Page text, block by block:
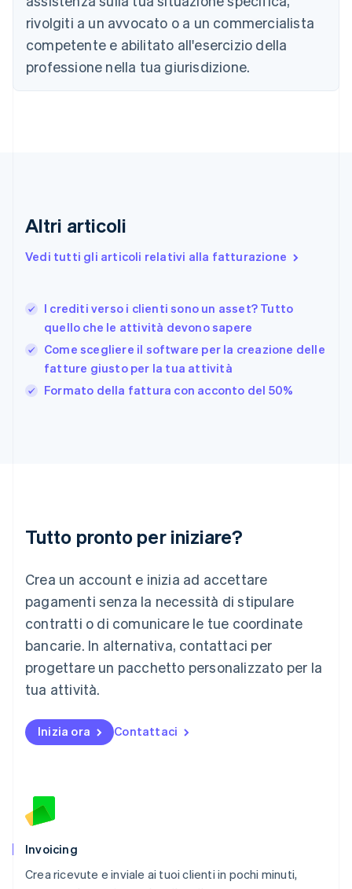
rivolgiti a un avvocato o a un commercialista
competente e abilitato all'esercizio della
professione nella tua giurisdizione.
Altri articoli
Vedi tutti gli articoli relativi alla fatturazione
I crediti verso i clienti sono un asset? Tutto
quello che le attività devono sapere
Come scegliere il software per la creazione delle
fatture giusto per la tua attività
Formato della fattura con acconto del 50%
Tutto pronto per iniziare?
Crea un account e inizia ad accettare
pagamenti senza la necessità di stipulare
contratti o di comunicare le tue coordinate
bancarie. In alternativa, contattaci per
progettare un pacchetto personalizzato per la
tua attività.
Inizia ora Contattaci
Invoicing
Crea ricevute e inviale ai tuoi clienti in pochi minuti,
English
Croazia
English
Danimarca
English
FrançaisEnglish
DeutschEnglish
Gibilterra
Grecia
English
India
Irlanda
English
FrançaisDeutschEnglish
English简体中文
Malta
English
Messico
Español English
Norvegia
Nuova Zelanda
English
Paesi Bassi
English
Portogallo
RAS di Hong Kong, Cina
English
Regno Unito